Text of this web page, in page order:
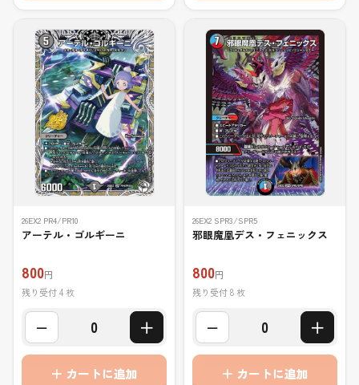
26EX2 PR4/PR10
アーテル・ゴルギーニ
800円
残り受付 4 枚
− 0 ＋
＋ カートに追加
26EX2 SPR3/SPR5
邪眼魔凰デス・フェニックス
800円
残り受付 8 枚
− 0 ＋
＋ カートに追加